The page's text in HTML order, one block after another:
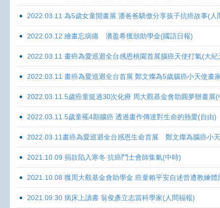
2022.03.11 為5歲女童開畫展 潘爸爸驕傲分享孩子抗癌故事(人
2022.03.12 繪畫忘病痛 潘盈希獲頒助學金(國語日報)
2022.03.11 畫癌為愛巡迴全台感恩桃園首展腦癌天使打氣(大紀
2022.03.11 畫癌為愛巡迴全台首展 鄭文燦為5歲腦癌小天使畫
2022.03.11 5歲癌童挺過30次化療 周大觀基金會助圓夢辦畫展
2022.03.11 5歲童罹4期腦癌 透過畫作傳達對生命的熱愛(自由)
2022.03.11畫癌為愛巡迴全台感恩生命首展 鄭文燦為腦癌小
2021.10.09 捐款陷入寒冬 抗癌鬥士會師集氣(中時)
2021.10.08 獲周大觀基金會助學金 癌童賴平安自述曾遭教練體
2021.09.30 病床上讀書 翁俊彥立志當科學家(人間福報)